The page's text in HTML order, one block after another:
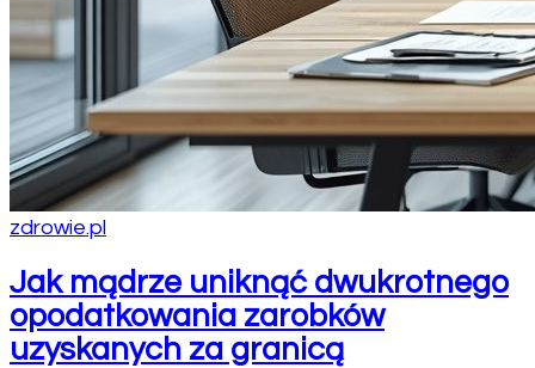
zdrowie.pl
Jak mądrze uniknąć dwukrotnego
opodatkowania zarobków
uzyskanych za granicą